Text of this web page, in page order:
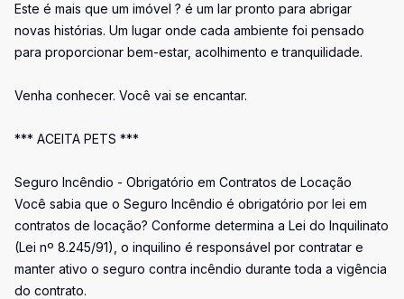
Este é mais que um imóvel ? é um lar pronto para abrigar
novas histórias. Um lugar onde cada ambiente foi pensado
para proporcionar bem-estar, acolhimento e tranquilidade.
Venha conhecer. Você vai se encantar.
*** ACEITA PETS ***
Seguro Incêndio - Obrigatório em Contratos de Locação
Você sabia que o Seguro Incêndio é obrigatório por lei em
contratos de locação? Conforme determina a Lei do Inquilinato
(Lei nº 8.245/91), o inquilino é responsável por contratar e
manter ativo o seguro contra incêndio durante toda a vigência
do contrato.